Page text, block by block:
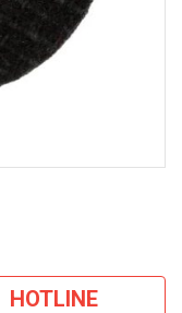
HOTLINE